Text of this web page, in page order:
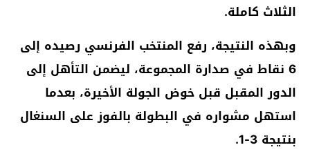
الثلاث كاملة.
وبهذه النتيجة، رفع المنتخب الفرنسي رصيده إلى
6 نقاط في صدارة المجموعة، ليضمن التأهل إلى
الدور المقبل قبل خوض الجولة الأخيرة، بعدما
استهل مشواره في البطولة بالفوز على السنغال
بنتيجة 3-1.